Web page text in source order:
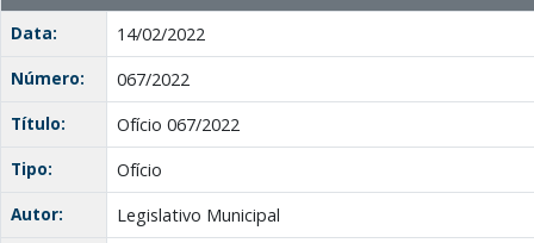
Data:
14/02/2022
Número:
067/2022
Título:
Ofício 067/2022
Tipo:
Ofício
Autor:
Legislativo Municipal